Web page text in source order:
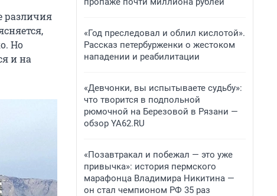
различия
Но
и на
«Год преследовал и облил кислотой».
Рассказ петербурженки о жестоком
нападении и реабилитации
«Девчонки, вы испытываете судьбу»:
что творится в подпольной
рюмочной на Березовой в Рязани —
обзор YA62.RU
«Позавтракал и побежал — это уже
привычка»: история пермского
марафонца Владимира Никитина —
он стал чемпионом РФ 35 раз